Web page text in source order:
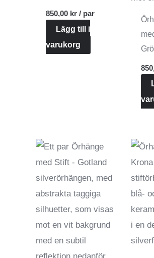
850,00 kr / par
Lägg till i
varukorg